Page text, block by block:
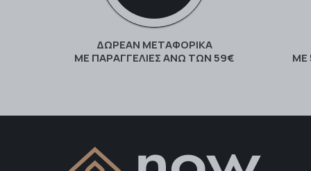
ΔΩΡΕΑΝ ΜΕΤΑΦΟΡΙΚΑ
ΜΕ ΠΑΡΑΓΓΕΛΊΕΣ ΆΝΩ ΤΩΝ 59€
ΜΕ